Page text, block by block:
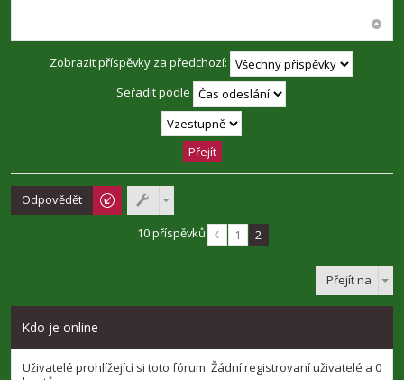
v
Zobrazit příspěvky za předchozí:
Seřadit podle
Odpovědět
10 příspěvků 1 2
Přejít na
Kdo je online
Uživatelé prohlížející si toto fórum: Žádní registrovaní uživatelé a 0